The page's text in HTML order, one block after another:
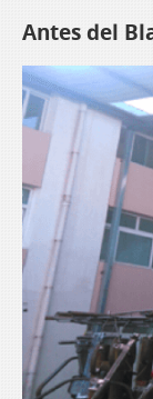
Antes del